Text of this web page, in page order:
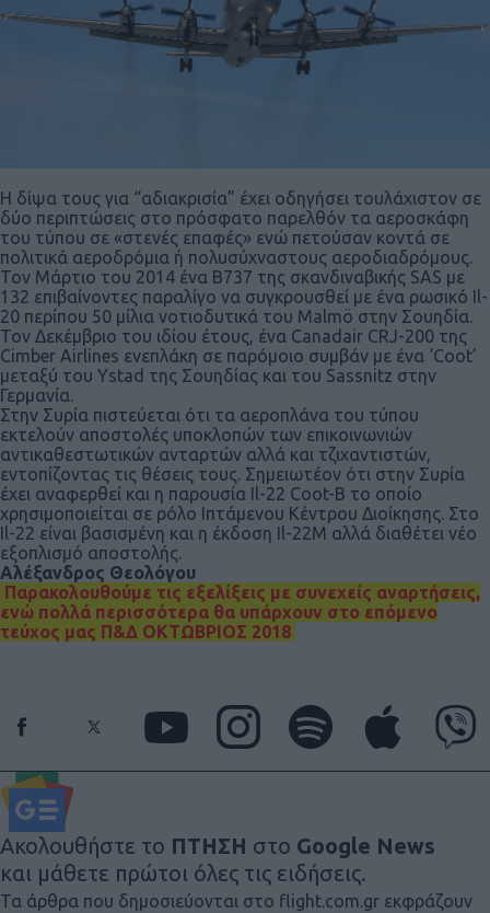
Η δίψα τους για “αδιακρισία” έχει οδηγήσει τουλάχιστον σε
δύο περιπτώσεις στο πρόσφατο παρελθόν τα αεροσκάφη
του τύπου σε «στενές επαφές» ενώ πετούσαν κοντά σε
πολιτικά αεροδρόμια ή πολυσύχναστους αεροδιαδρόμους.
Τον Μάρτιο του 2014 ένα Β737 της σκανδιναβικής SAS με
132 επιβαίνοντες παραλίγο να συγκρουσθεί με ένα ρωσικό Il-
20 περίπου 50 μίλια νοτιοδυτικά του Malmö στην Σουηδία.
Τον Δεκέμβριο του ιδίου έτους, ένα Canadair CRJ-200 της
Cimber Airlines ενεπλάκη σε παρόμοιο συμβάν με ένα ‘Coot’
μεταξύ του Ystad της Σουηδίας και του Sassnitz στην
Γερμανία.
Στην Συρία πιστεύεται ότι τα αεροπλάνα του τύπου
εκτελούν αποστολές υποκλοπών των επικοινωνιών
αντικαθεστωτικών ανταρτών αλλά και τζιχαντιστών,
εντοπίζοντας τις θέσεις τους. Σημειωτέον ότι στην Συρία
έχει αναφερθεί και η παρουσία Il-22 Coot-B το οποίο
χρησιμοποιείται σε ρόλο Ιπτάμενου Κέντρου Διοίκησης. Στο
Il-22 είναι βασισμένη και η έκδοση Il-22M αλλά διαθέτει νέο
εξοπλισμό αποστολής.
Αλέξανδρος Θεολόγου
Παρακολουθούμε τις εξελίξεις με συνεχείς αναρτήσεις,
ενώ πολλά περισσότερα θα υπάρχουν στο επόμενο
τεύχος μας Π&Δ ΟΚΤΩΒΡΙΟΣ 2018
Ακολουθήστε το ΠΤΗΣΗ στο Google News
και μάθετε πρώτοι όλες τις ειδήσεις.
Τα άρθρα που δημοσιεύονται στο flight.com.gr εκφράζουν